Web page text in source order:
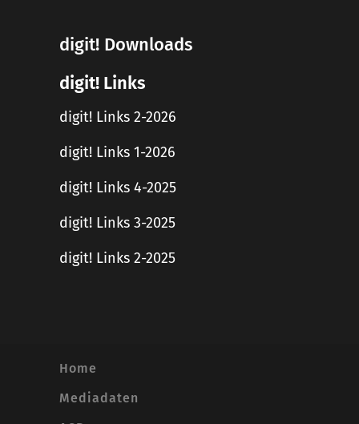
digit! Downloads
digit! Links
digit! Links 2-2026
digit! Links 1-2026
digit! Links 4-2025
digit! Links 3-2025
digit! Links 2-2025
Home
Mediadaten